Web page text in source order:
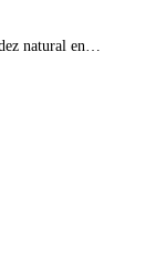
natural en…